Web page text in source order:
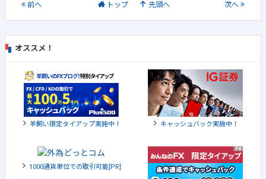
前へ トップ 先頭へ 次へ
オススメ！
羊飼い限定タイアップ実施中！ キャッシュバック実施中！
1000通貨単位での取引可能[PR]